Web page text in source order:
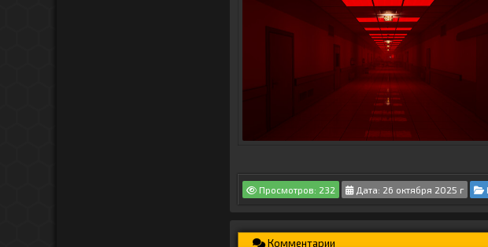
Просмотров: 232 Дата: 26 октября 2025 г
Комментарии